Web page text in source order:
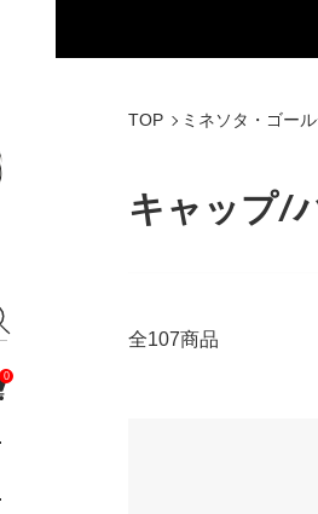
0
TOP ミネソタ・ゴー
キャップ/
全107商品